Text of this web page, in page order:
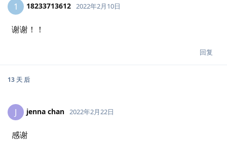
1 18233713612 2022年2月10日
谢谢！！
回复
13 天 后
J jenna chan 2022年2月22日
感谢